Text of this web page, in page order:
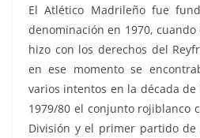
El Atlético Madrileño fue
denominación en 1970,
hizo con los derechos del
en ese momento se
varios intentos en la década
1979/80 el conjunto rojiblanco
División y el primer partido de